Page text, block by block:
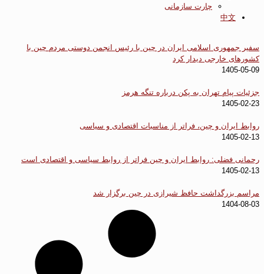
چارت سازمانی
中文
سفیر جمهوری اسلامی ایران در چین با رئیس انجمن دوستی مردم چین با
کشورهای خارجی دیدار کرد
1405-05-09
جزئیات پیام تهران به پکن درباره تنگه هرمز
1405-02-23
روابط ایران و چین، فراتر از مناسبات اقتصادی و سیاسی
1405-02-13
رحمانی فضلی: روابط ایران و چین فراتر از روابط سیاسی و اقتصادی است
1405-02-13
مراسم بزرگداشت حافظ شیرازی در چین برگزار شد
1404-08-03